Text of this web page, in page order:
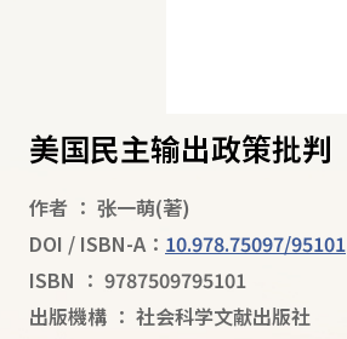
美国民主输出政策批判
作者 ： 张一萌(著)
DOI / ISBN-A： 10.978.75097/95101
ISBN ： 9787509795101
出版機構 ： 社会科学文献出版社